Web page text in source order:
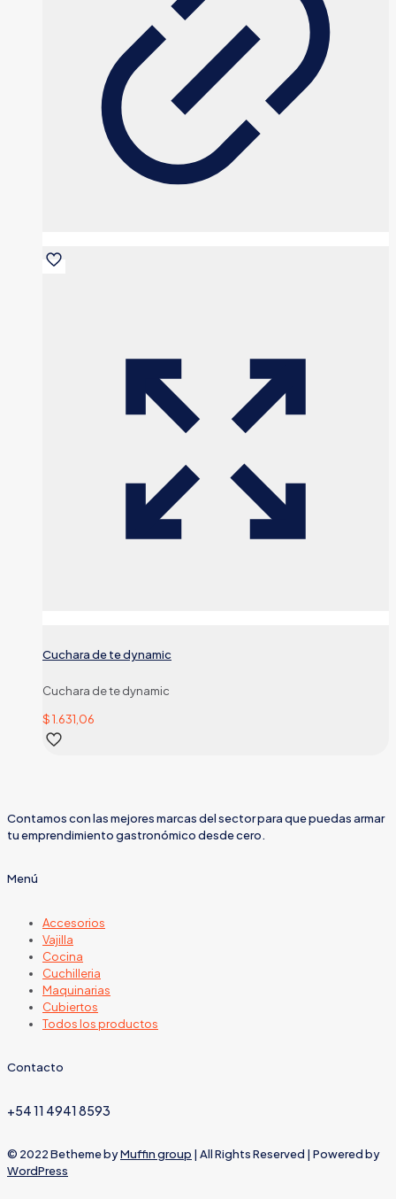
Cuchara de te dynamic
Cuchara de te dynamic
$1.631,06
Contamos con las mejores marcas del sector para que puedas armar
tu emprendimiento gastronómico desde cero.
Menú
Accesorios
Vajilla
Cocina
Cuchilleria
Maquinarias
Cubiertos
Todos los productos
Contacto
+54 11 4941 8593
© 2022 Betheme byMuffin group | All Rights Reserved | Powered by
WordPress